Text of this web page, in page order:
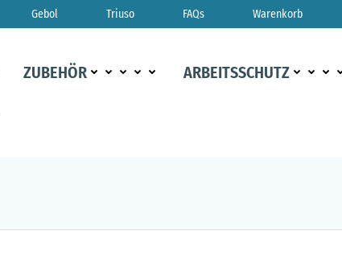
Gebol Triuso FAQs Warenkorb
ZUBEHÖR ARBEITSSCHUTZ